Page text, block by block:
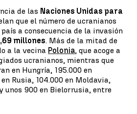
de las Naciones Unidas para
que el número de ucranianos
a consecuencia de la invasión
millones. Más de la mitad de
a la vecina Polonia, que acoge a
ucranianos, mientras que
en Hungría, 195.000 en
Rusia, 104.000 en Moldavia,
unos 900 en Bielorrusia, entre